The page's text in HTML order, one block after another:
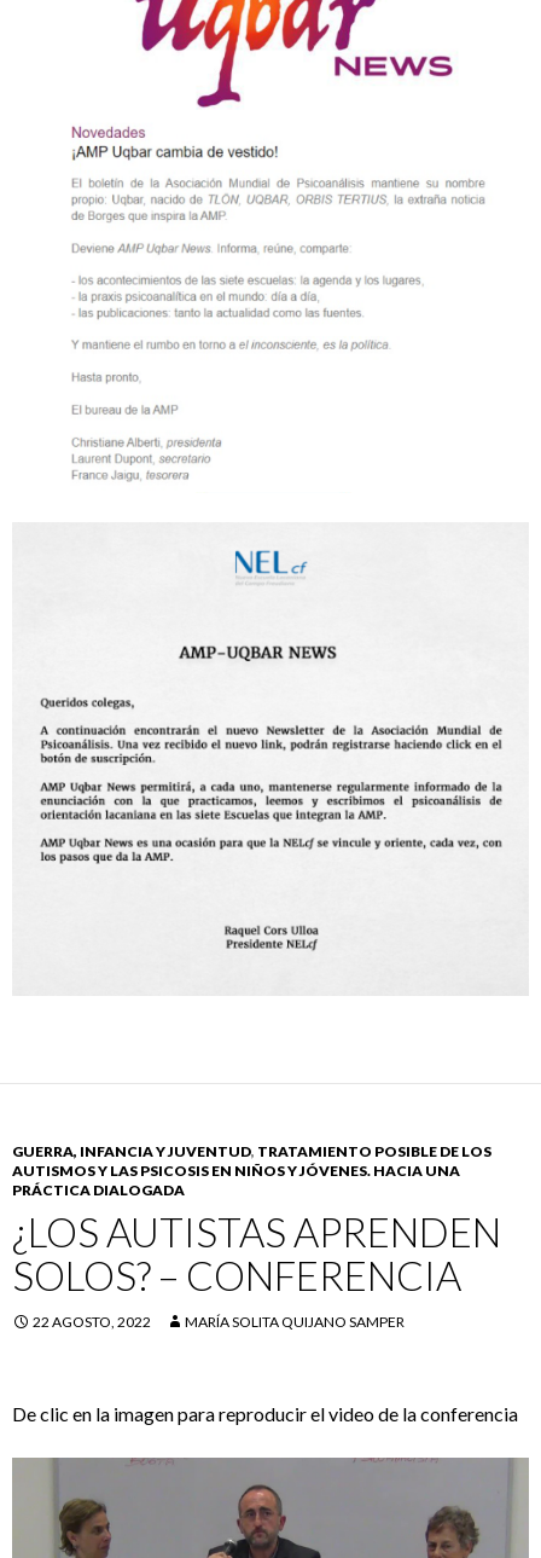
GUERRA, INFANCIA Y JUVENTUD, TRATAMIENTO POSIBLE DE LOS
AUTISMOS Y LAS PSICOSIS EN NIÑOS Y JÓVENES. HACIA UNA
PRÁCTICA DIALOGADA
¿LOS AUTISTAS APRENDEN
SOLOS? – CONFERENCIA
22 AGOSTO, 2022 MARÍA SOLITA QUIJANO SAMPER
De clic en la imagen para reproducir el video de la conferencia